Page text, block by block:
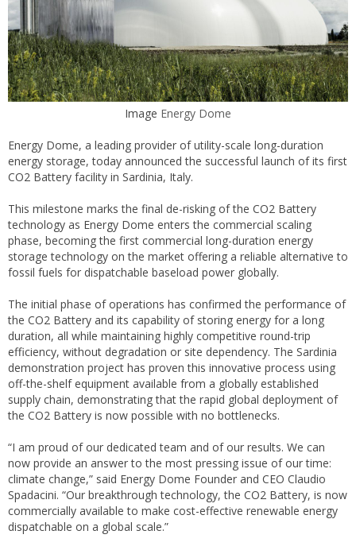
Image Energy Dome
Energy Dome, a leading provider of utility-scale long-duration
energy storage, today announced the successful launch of its first
CO2 Battery facility in Sardinia, Italy.
This milestone marks the final de-risking of the CO2 Battery
technology as Energy Dome enters the commercial scaling
phase, becoming the first commercial long-duration energy
storage technology on the market offering a reliable alternative to
fossil fuels for dispatchable baseload power globally.
The initial phase of operations has confirmed the performance of
the CO2 Battery and its capability of storing energy for a long
duration, all while maintaining highly competitive round-trip
efficiency, without degradation or site dependency. The Sardinia
demonstration project has proven this innovative process using
off-the-shelf equipment available from a globally established
supply chain, demonstrating that the rapid global deployment of
the CO2 Battery is now possible with no bottlenecks.
“I am proud of our dedicated team and of our results. We can
now provide an answer to the most pressing issue of our time:
climate change,” said Energy Dome Founder and CEO Claudio
Spadacini. “Our breakthrough technology, the CO2 Battery, is now
commercially available to make cost-effective renewable energy
dispatchable on a global scale.”